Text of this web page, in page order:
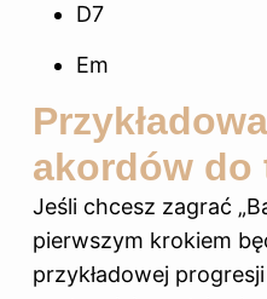
D7
Em
akordów do
Jeśli chcesz zagrać
pierwszym krokiem
przykładowej